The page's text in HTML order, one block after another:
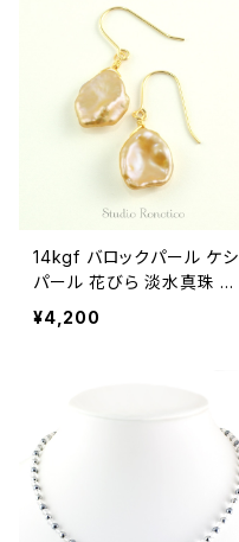
14kgf バロックパール ケシ
パール 花びら 淡水真珠 ピ
アス
¥4,200